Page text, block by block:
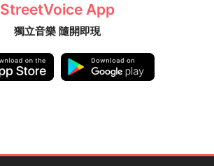
StreetVoice App
獨立音樂 隨開即現